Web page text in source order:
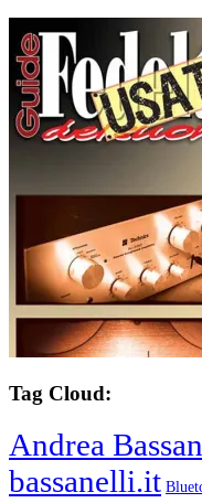
Tag Cloud:
Andrea
bassanelli.it